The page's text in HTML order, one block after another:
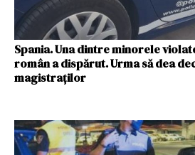
Spania. Una dintre minorele
român a dispărut. Urma să dea
magistraţilor